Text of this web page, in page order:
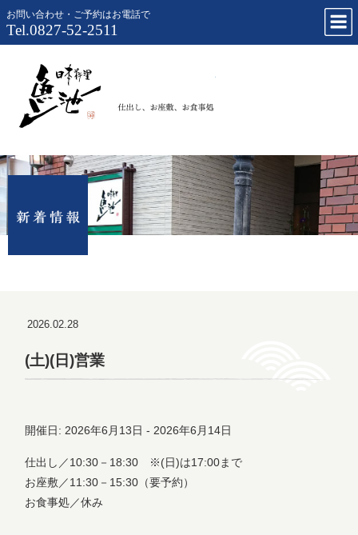
お問い合わせ・ご予約はお電話で
Tel.0827-52-2511
2026.02.28
(土)(日)営業
開催日: 2026年6月13日 - 2026年6月14日
仕出し／10:30－18:30 ※(日)は17:00まで
お座敷／11:30－15:30（要予約）
お食事処／休み